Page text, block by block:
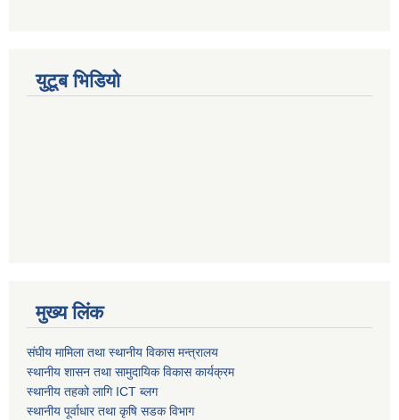
युटूब भिडियो
मुख्य लिंक
संघीय मामिला तथा स्थानीय विकास मन्त्रालय
स्थानीय शासन तथा सामुदायिक विकास कार्यक्रम
स्थानीय तहको लागि ICT ब्लग
स्थानीय पूर्वाधार तथा कृषि सडक विभाग